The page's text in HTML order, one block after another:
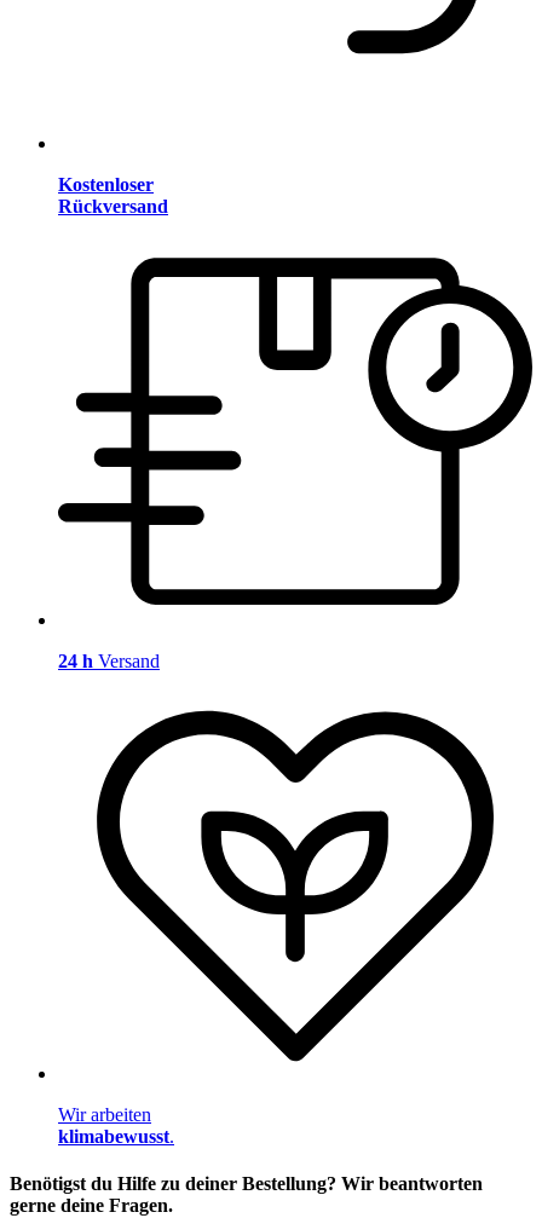
Kostenloser
Rückversand
24 h Versand
Wir arbeiten
klimabewusst.
Benötigst du Hilfe zu deiner Bestellung? Wir beantworten
gerne deine Fragen.